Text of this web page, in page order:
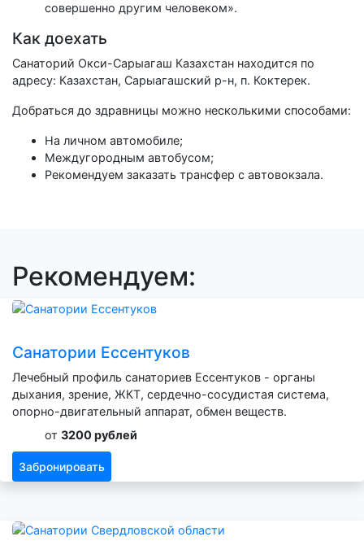
совершенно другим человеком».
Как доехать
Санаторий Окси-Сарыагаш Казахстан находится по
адресу: Казахстан, Сарыагашский р-н, п. Коктерек.
Добраться до здравницы можно несколькими способами:
На личном автомобиле;
Междугородным автобусом;
Рекомендуем заказать трансфер с автовокзала.
Рекомендуем:
Санатории Ессентуков
Лечебный профиль санаториев Ессентуков - органы
дыхания, зрение, ЖКТ, сердечно-сосудистая система,
опорно-двигательный аппарат, обмен веществ.
от 3200 рублей
Забронировать